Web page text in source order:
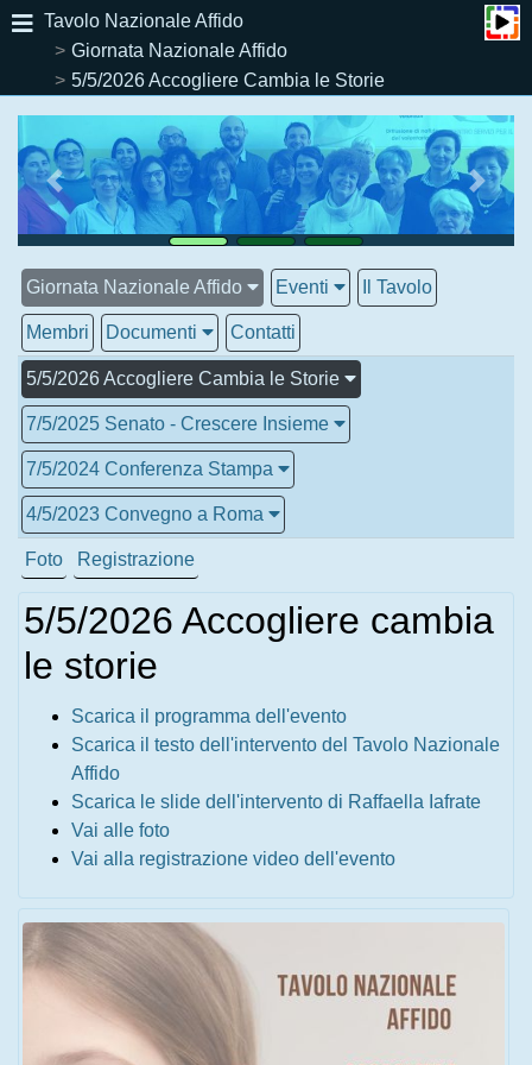
Tavolo Nazionale Affido
Giornata Nazionale Affido
5/5/2026 Accogliere Cambia le Storie
Giornata Nazionale Affido Eventi Il Tavolo
Membri Documenti Contatti
5/5/2026 Accogliere Cambia le Storie
7/5/2025 Senato - Crescere Insieme
7/5/2024 Conferenza Stampa
4/5/2023 Convegno a Roma
Foto Registrazione
5/5/2026 Accogliere cambia
le storie
Scarica il programma dell'evento
Scarica il testo dell'intervento del Tavolo Nazionale
Affido
Scarica le slide dell'intervento di Raffaella Iafrate
Vai alle foto
Vai alla registrazione video dell'evento